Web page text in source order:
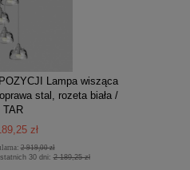
Lampa wisząca
stal, rozeta biała /
TAR
zł
2 919,00 zł
30 dni:2 189,25 zł